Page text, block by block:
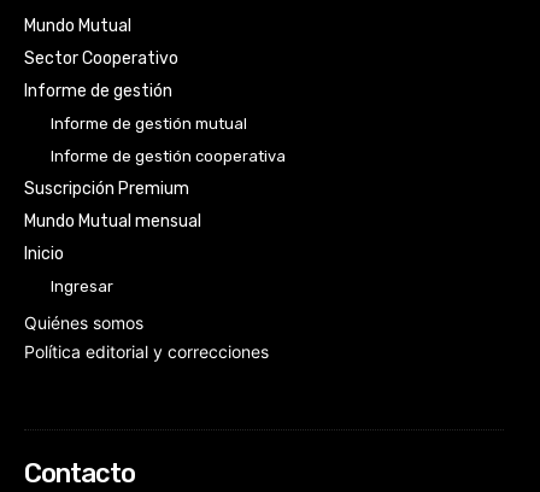
Mundo Mutual
Sector Cooperativo
Informe de gestión
Informe de gestión mutual
Informe de gestión cooperativa
Suscripción Premium
Mundo Mutual mensual
Inicio
Ingresar
Quiénes somos
Política editorial y correcciones
Contacto